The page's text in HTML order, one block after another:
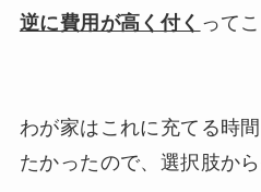
逆に費用が高く付く って
わが家はこれに充てる時
たかったので、選択肢から